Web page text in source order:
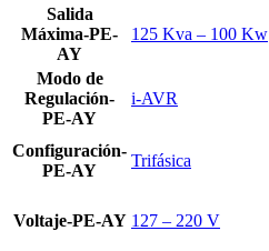
Salida
Máxima-PE-
AY
125 Kva – 100 Kw
Modo de
Regulación-
PE-AY
i-AVR
Configuración-
PE-AY
Trifásica
Voltaje-PE-AY 127 – 220 V